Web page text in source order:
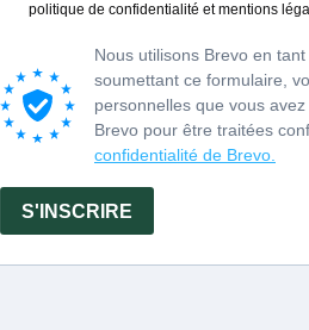
IWSC 2016 (UK)
2006 (Belgio)